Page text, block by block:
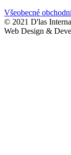
Všeobecné
© 2021 D'las
Web Design &